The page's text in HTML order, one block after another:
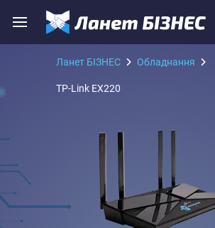
Ланет БІЗНЕС Обладнання
TP-Link EX220